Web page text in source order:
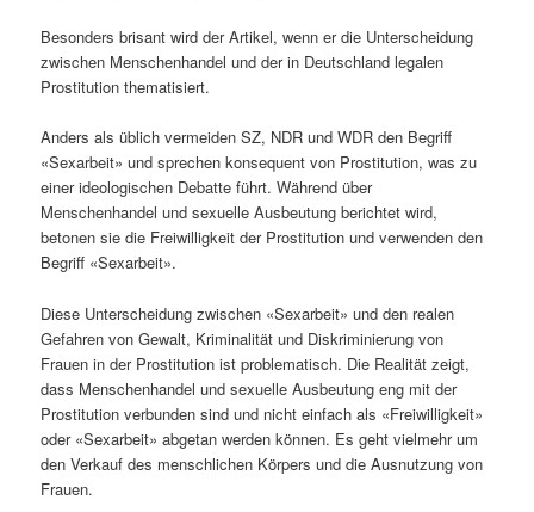
Besonders brisant wird der Artikel, wenn er die Unterscheidung
zwischen Menschenhandel und der in Deutschland legalen
Prostitution thematisiert.
Anders als üblich vermeiden SZ, NDR und WDR den Begriff
«Sexarbeit» und sprechen konsequent von Prostitution, was zu
einer ideologischen Debatte führt. Während über
Menschenhandel und sexuelle Ausbeutung berichtet wird,
betonen sie die Freiwilligkeit der Prostitution und verwenden den
Begriff «Sexarbeit».
Diese Unterscheidung zwischen «Sexarbeit» und den realen
Gefahren von Gewalt, Kriminalität und Diskriminierung von
Frauen in der Prostitution ist problematisch. Die Realität zeigt,
dass Menschenhandel und sexuelle Ausbeutung eng mit der
Prostitution verbunden sind und nicht einfach als «Freiwilligkeit»
oder «Sexarbeit» abgetan werden können. Es geht vielmehr um
den Verkauf des menschlichen Körpers und die Ausnutzung von
Frauen.